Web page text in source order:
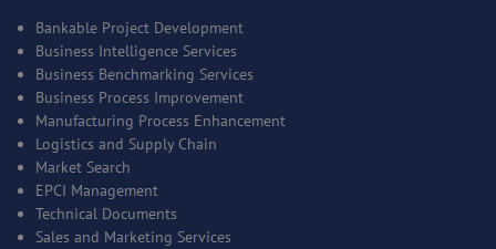
Bankable Project Development
Business Intelligence Services
Business Benchmarking Services
Business Process Improvement
Manufacturing Process Enhancement
Logistics and Supply Chain
Market Search
EPCI Management
Technical Documents
Sales and Marketing Services